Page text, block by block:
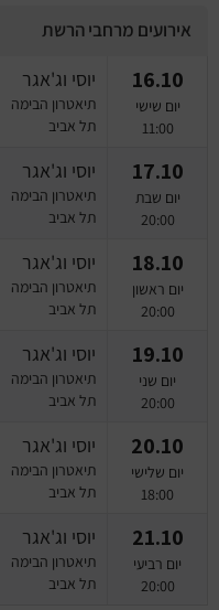
אירועים מרחבי הרשת
16.10
יום שישי
11:00
יוסי וג'אגר
תיאטרון הבימה
תל אביב
17.10
יום שבת
20:00
יוסי וג'אגר
תיאטרון הבימה
תל אביב
18.10
יום ראשון
20:00
יוסי וג'אגר
תיאטרון הבימה
תל אביב
19.10
יום שני
20:00
יוסי וג'אגר
תיאטרון הבימה
תל אביב
20.10
יום שלישי
18:00
יוסי וג'אגר
תיאטרון הבימה
תל אביב
21.10
יום רביעי
20:00
יוסי וג'אגר
תיאטרון הבימה
תל אביב